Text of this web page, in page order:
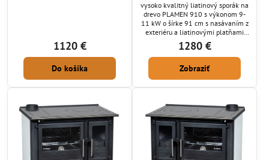
vysoko kvalitnej liatiny lisovanej
pod tlakom bez nerovností a bublín
narozdiel od Tureckej lacnej liatiny
1120 €
Do košíka
vysoko kvalitný liatinový sporák na
drevo PLAMEN 910 s výkonom 9-
11 kW o šírke 91 cm s nasávaním z
exteriéru a liatinovými platňami
upravenými teflónom. Veľká
smaltovaná rúra na pečenie. Sporák
má veľké liatinové ohnisko s
účinným dvojitým spaľovaním
(primárne a terciáne). Už máte
DOSŤ lacných sporákov na tuhé
rozpadnuté? Ak áno ponúkame Vám
kvalitný sporák prevedený...
1280 €
Zobraziť